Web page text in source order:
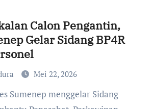
Calon Pengantin,
Gelar Sidang BP4R
Mei 22, 2026